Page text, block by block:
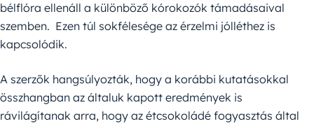
bélflóra ellenáll a különböző kórokozók támadásaival
szemben. Ezen túl sokfélesége az érzelmi jólléthez is
kapcsolódik.
A szerzők hangsúlyozták, hogy a korábbi kutatásokkal
összhangban az általuk kapott eredmények is
rávilágítanak arra, hogy az étcsokoládé fogyasztás által